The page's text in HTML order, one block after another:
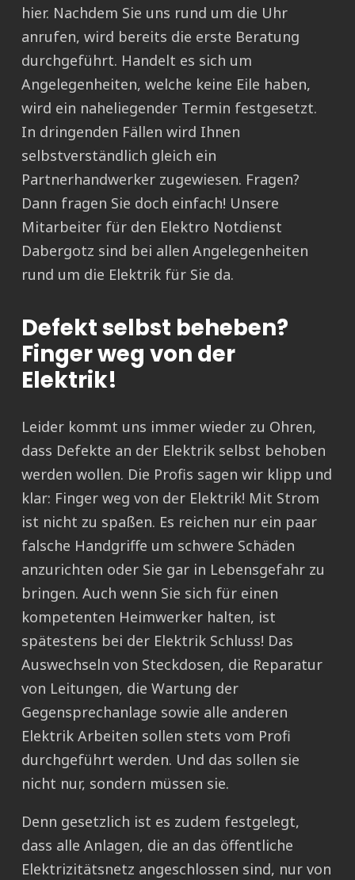
hier. Nachdem Sie uns rund um die Uhr
anrufen, wird bereits die erste Beratung
durchgeführt. Handelt es sich um
Angelegenheiten, welche keine Eile haben,
wird ein naheliegender Termin festgesetzt.
In dringenden Fällen wird Ihnen
selbstverständlich gleich ein
Partnerhandwerker zugewiesen. Fragen?
Dann fragen Sie doch einfach! Unsere
Mitarbeiter für den Elektro Notdienst
Dabergotz sind bei allen Angelegenheiten
rund um die Elektrik für Sie da.
Defekt selbst beheben?
Finger weg von der
Elektrik!
Leider kommt uns immer wieder zu Ohren,
dass Defekte an der Elektrik selbst behoben
werden wollen. Die Profis sagen wir klipp und
klar: Finger weg von der Elektrik! Mit Strom
ist nicht zu spaßen. Es reichen nur ein paar
falsche Handgriffe um schwere Schäden
anzurichten oder Sie gar in Lebensgefahr zu
bringen. Auch wenn Sie sich für einen
kompetenten Heimwerker halten, ist
spätestens bei der Elektrik Schluss! Das
Auswechseln von Steckdosen, die Reparatur
von Leitungen, die Wartung der
Gegensprechanlage sowie alle anderen
Elektrik Arbeiten sollen stets vom Profi
durchgeführt werden. Und das sollen sie
nicht nur, sondern müssen sie.
Denn gesetzlich ist es zudem festgelegt,
dass alle Anlagen, die an das öffentliche
Elektrizitätsnetz angeschlossen sind, nur von